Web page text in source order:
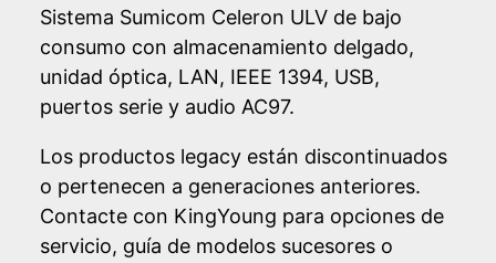
Sistema Sumicom Celeron ULV de bajo
consumo con almacenamiento delgado,
unidad óptica, LAN, IEEE 1394, USB,
puertos serie y audio AC97.
Los productos legacy están discontinuados
o pertenecen a generaciones anteriores.
Contacte con KingYoung para opciones de
servicio, guía de modelos sucesores o